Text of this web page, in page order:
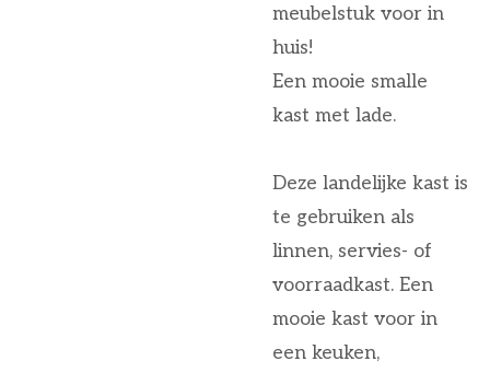
meubelstuk voor in
huis!
Een mooie smalle
kast met lade.
Deze landelijke kast is
te gebruiken als
linnen, servies- of
voorraadkast. Een
mooie kast voor in
een keuken,